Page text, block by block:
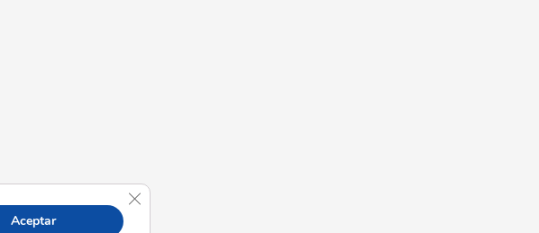
Aceptar
Cerrar el banner de cookies RGPD